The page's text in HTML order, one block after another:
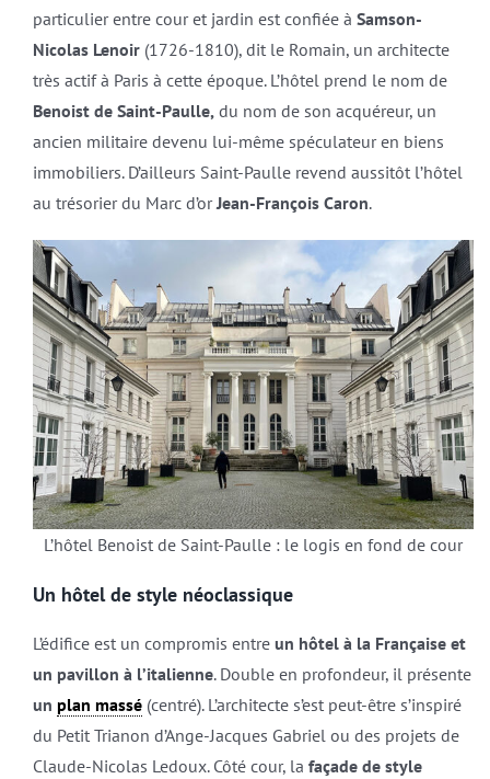
particulier entre cour et jardin est confiée à Samson-
Nicolas Lenoir(1726-1810), dit le Romain, un architecte
très actif à Paris à cette époque. L’hôtel prend le nom de
Benoist de Saint-Paulle, du nom de son acquéreur, un
ancien militaire devenu lui-même spéculateur en biens
immobiliers. D’ailleurs Saint-Paulle revend aussitôt l’hôtel
au trésorier du Marc d’orJean-François Caron.
L’hôtel Benoist de Saint-Paulle : le logis en fond de cour
Un hôtel de style néoclassique
L’édifice est un compromis entre un hôtel à la Française et
un pavillon à l’italienne. Double en profondeur, il présente
un plan massé (centré). L’architecte s’est peut-être s’inspiré
du Petit Trianon d’Ange-Jacques Gabriel ou des projets de
Claude-Nicolas Ledoux. Côté cour, la façade de style